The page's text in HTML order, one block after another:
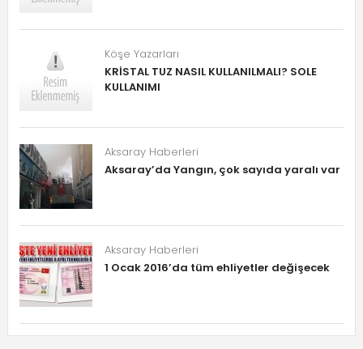
Köşe Yazarları
KRİSTAL TUZ NASIL KULLANILMALI? SOLE
KULLANIMI
Aksaray Haberleri
Aksaray’da Yangın, çok sayıda yaralı var
Aksaray Haberleri
1 Ocak 2016’da tüm ehliyetler değişecek